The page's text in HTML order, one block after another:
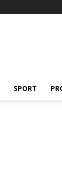
SPORT